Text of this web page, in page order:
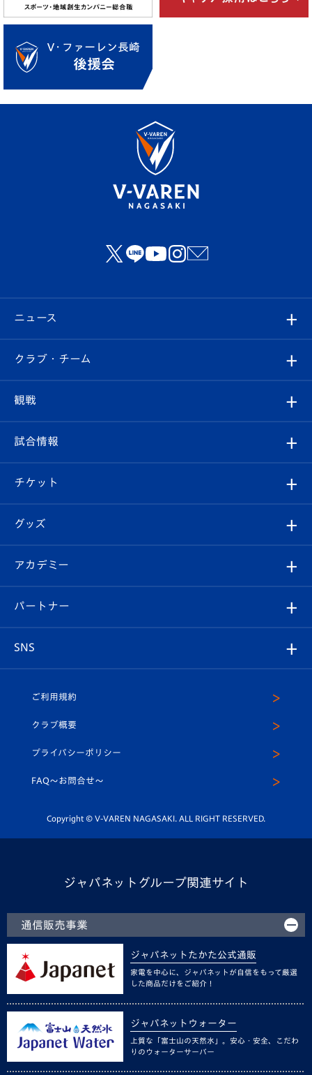
ニュース
すべて
クラブ
試合情報
チケット
イベント
メディア
ホームタウン
クラブ・チーム
クラブ概要
エンブレム紹介
スタッフプロフィール
マスコット紹介
平和祈念活動
ホームタウン活動
観戦
観戦ルール
はじめての観戦ガイド
Revive Team
ヴィヴィくんの長崎おもてなしガイド
試合情報
試合日程/結果
フォトギャラリー
スタジアムグルメ
チケット
チケット
V-LOVERS（ファンクラブ）
プレイヤーズスイート
グッズ
オンラインショップ
店舗情報
アカデミー
育成からのお知らせ
U-18
スクール
パートナー
SNS
ヴィヴィくんインスタグラム
公式LINE＠
ご利用規約
クラブ概要
プライバシーポリシー
FAQ〜お問合せ〜
Copyright © V-VAREN NAGASAKI. ALL RIGHT RESERVED.
ジャパネットグループ関連サイト
通信販売事業
ジャパネットたかた公式通販
家電を中心に、ジャパネットが自信をもって厳選
した商品だけをご紹介！
ジャパネットウォーター
上質な「富士山の天然水」。安心・安全、こだわ
りのウォーターサーバー